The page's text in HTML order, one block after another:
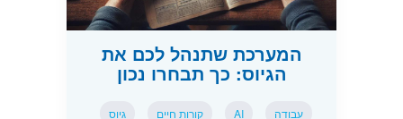
המערכת שתנהל לכם את
הגיוס: כך תבחרו נכון
עבודה AI קורות חיים גיוס